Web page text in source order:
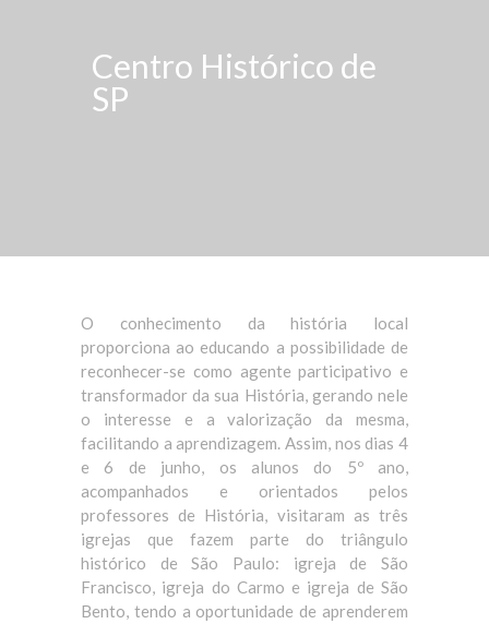
Centro Histórico de
SP
O conhecimento da história local
proporciona ao educando a possibilidade de
reconhecer-se como agente participativo e
transformador da sua História, gerando nele
o interesse e a valorização da mesma,
facilitando a aprendizagem. Assim, nos dias 4
e 6 de junho, os alunos do 5º ano,
acompanhados e orientados pelos
professores de História, visitaram as três
igrejas que fazem parte do triângulo
histórico de São Paulo: igreja de São
Francisco, igreja do Carmo e igreja de São
Bento, tendo a oportunidade de aprenderem